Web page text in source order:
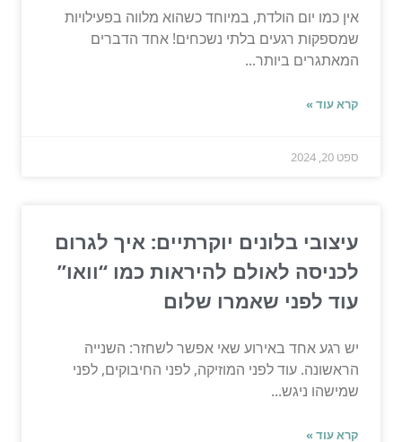
אין כמו יום הולדת, במיוחד כשהוא מלווה בפעילויות
שמספקות רגעים בלתי נשכחים! אחד הדברים
המאתגרים ביותר...
קרא עוד »
ספט 20, 2024
עיצובי בלונים יוקרתיים: איך לגרום
לכניסה לאולם להיראות כמו “וואו”
עוד לפני שאמרו שלום
יש רגע אחד באירוע שאי אפשר לשחזר: השנייה
הראשונה. עוד לפני המוזיקה, לפני החיבוקים, לפני
שמישהו ניגש...
קרא עוד »